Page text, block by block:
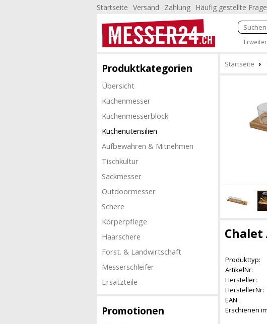
Startseite Versand Zahlung Häufig gestellte
Produktkategorien
Übersicht
Küchenmesser
Küchenmesserblock
Küchenutensilien
Aufbewahren & Mitnehmen
Tischkultur
Sackmesser
Outdoormesser
Schere
Körperpflege
Haarschere
Forst. & Landwirtschaft
Messerschleifer
Ersatzteile
Promotionen
Startseite
Produkttyp:
ArtikelNr:
Hersteller:
HerstellerNr:
EAN:
Erschienen